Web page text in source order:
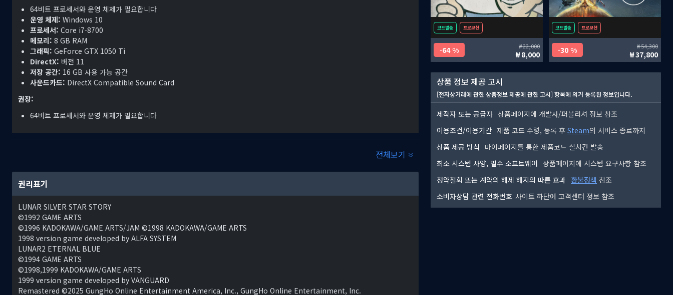
그래픽과 음질, 조작성이 개선되어 90년대의 향수를 그대로 간직한 채 새로운 감동을 선사합니다. 한국어, 번체중문, 간체중문, 일본어,
영어, 프랑스어, 독일어 자막이 추가되어 한층 더 진화한 리마스터 버전을 꼭 플레이해 보시기 바랍니다!
턴제 배틀을 마스터하자!
마법, 스킬, 아이템을 적절히 사용하며 턴제 배틀에 도전하자! 각 캐릭터는 서로 다른 능력과 스킬을 지녔으며 모험을 통해 점점 성장합니
다. 「LUNAR 2: Eternal Blue」에서는 문장 시스템을 활용해 스테이터스를 강화하거나, 강력한 마법을 습득하는 등 다양한 시너지 효
과를 얻을 수 있습니다.
리마스터된 애니메이션 컷신
64비트 프로세서와 운영 체제가 필요합니다
운영 체제: Windows 10
프로세서: Core i7-8700
메모리: 8 GB RAM
그래픽: GeForce GTX 1050 Ti
DirectX: 버전 11
저장 공간: 16 GB 사용 가능 공간
사운드카드: DirectX Compatible Sound Card
권장:
64비트 프로세서와 운영 체제가 필요합니다
전체보기
권리표기
LUNAR SILVER STAR STORY
©1992 GAME ARTS
©1996 KADOKAWA/GAME ARTS/JAM ©1998 KADOKAWA/GAME ARTS
1998 version game developed by ALFA SYSTEM
LUNAR2 ETERNAL BLUE
©1994 GAME ARTS
©1998,1999 KADOKAWA/GAME ARTS
1999 version game developed by VANGUARD
Remastered ©2025 GungHo Online Entertainment America, Inc., GungHo Online Entertainment, Inc.
코드발송 프로모션
64 % 22,000
8,000
코드발송 프로모션
30 % 54,300
37,800
상품 정보 제공 고시
[전자상거래에 관한 상품정보 제공에 관한 고시] 항목에 의거 등록된 정보입니다.
제작자 또는 공급자 상품페이지에 개발사/퍼블리셔 정보 참조
이용조건/이용기간 제품 코드 수령, 등록 후 Steam의 서비스 종료까지
상품 제공 방식
마이페이지를 통한 제품코드 실시간 발송
최소 시스템 사양, 필수 소프트웨어 상품페이지에 시스템 요구사항 참조
청약철회 또는 계약의 해제 해지의 따른 효과 환불정책 참조
소비자상담 관련 전화번호 사이트 하단에 고객센터 정보 참조